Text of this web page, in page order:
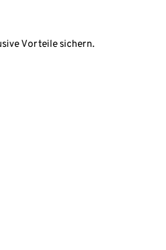
Vorteile sichern.